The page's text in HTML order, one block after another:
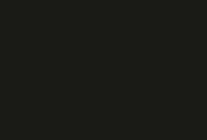
Thiago Veras, da Rádio Tupi